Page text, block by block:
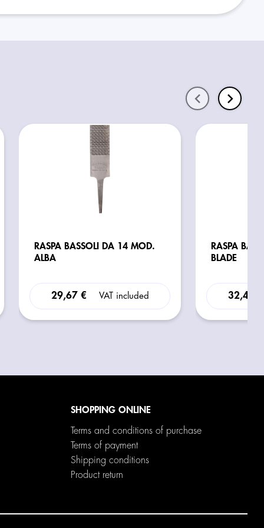
RASPA BASSOLI DA 14 MOD.
ALBA
29,67 € VAT included
RASPA
BLADE
32,40
SHOPPING ONLINE
Terms and conditions of purchase
Terms of payment
Shipping conditions
Product return